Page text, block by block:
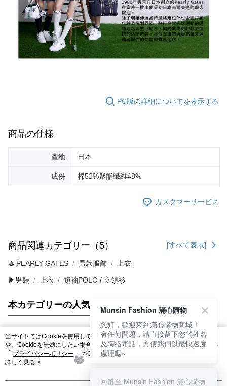
PC版の詳細についてを表示する
商品の仕様
產地 日本
成份 棉52%聚酯纖維48%
カスタマーサービス
商品関連カテゴリー（5） [すべて表示]
⛳️ ṔEARLY GATES 男款服飾 上衣
▶男裝 上衣 短袖POLO / 立領衫
本カテゴリーの人気商品 サイト全体のランキング
人気タグ
当サイトではCookieを使用しています。当サイトのCookie使用に関する詳細
や、Cookieを無効にしたい場合のブラウザでの設定方法については、当サイト
「 プライバシーポリシー 」のCookieポリシーをご参照ください。お客さま
が、当サイトを引き続き使用される場合、当社がサイト利用規約のCookieポリ
詳しく見る >
Munsin Fashion 滿心購物
您好，歡迎來到滿心購物商城！
有任何問題，請直接留下您的姓名
及聯絡電話，方便我們以最快速度
處理喔~
回覆至 Munsin Fashion 滿心購物